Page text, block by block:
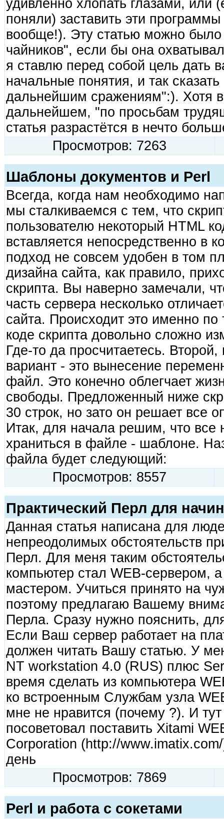
удивлённо хлопать глазами, или
поняли) заставить эти
вообще!). Эту статью можно было
чайников", если бы она
я ставлю перед собой цель дать
начальные понятия, и так сказать
дальнейшим сражениям":). Хотя
дальнейшем, "по просьбам
статья разрастётся в нечто
Просмотров: 7263
Шаблоны документов и Perl
Всегда, когда нам необходимо
мы сталкиваемся с тем, что
пользователю некоторый HTML
вставляется непосредственно в
подход не совсем удобен в том
дизайна сайта, как правило,
скрипта. Вы наверно замечали,
часть сервера несколько
сайта. Происходит это именно
коде скрипта довольно сложно
Где-то да просчитаетесь.
вариант - это вынесение
файл. Это конечно облегчает
свободы. Предложенный ниже
30 строк, но зато он решает все
Итак, для начала решим, что все
храниться в файле - шаблоне.
файла будет следующий:
Просмотров: 8557
Практический Перл для
Данная статья написана для
непреодолимых обстоятельств
Перл. Для меня таким
компьютер стал WEB-сервером,
мастером. Учиться принято на
поэтому предлагаю Вашему
Перла. Сразу нужно пояснить,
Если Ваш сервер работает на
должен читать Вашу статью. У
NT workstation 4.0 (RUS) плюс
время сделать из компьютера
ко встроенным Службам узла
мне не нравится (почему ?). И
посоветовал поставить Xitami
Corporation (http://
день
Просмотров: 7869
Perl и работа с сокетами